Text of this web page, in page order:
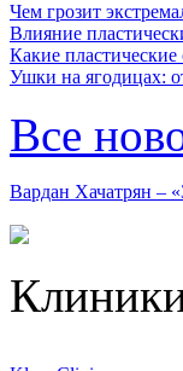
Чем грозит
Влияние
Какие
Ушки на ягодицах:
Все
Вардан Хачатрян –